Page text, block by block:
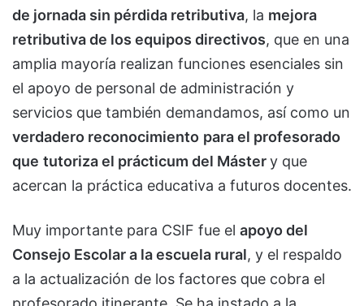
de jornada sin pérdida retributiva, la mejora
retributiva de los equipos directivos, que en una
amplia mayoría realizan funciones esenciales sin
el apoyo de personal de administración y
servicios que también demandamos, así como un
verdadero reconocimiento para el profesorado
que tutoriza el prácticum del Mástery que
acercan la práctica educativa a futuros docentes.
Muy importante para CSIF fue el apoyo del
Consejo Escolar a la escuela rural, y el respaldo
a la actualización de los factores que cobra el